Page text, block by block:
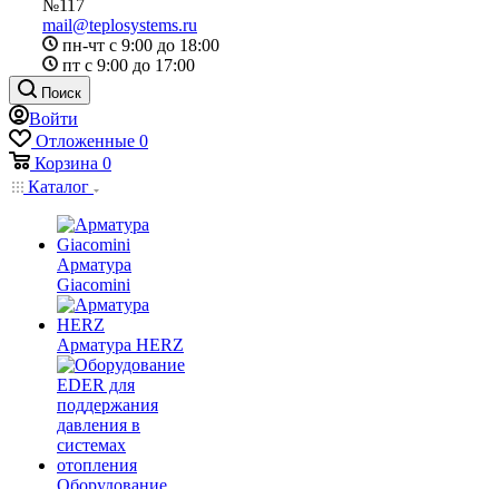
№117
mail@teplosystems.ru
пн-чт с 9:00 до 18:00
пт с 9:00 до 17:00
Поиск
Войти
Отложенные 0
Корзина 0
Каталог
Арматура
Giacomini
Арматура HERZ
Оборудование